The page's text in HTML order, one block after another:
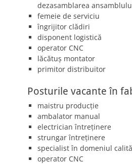
dezasamblarea
femeie de serviciu
îngrijitor clădiri
disponent logistică
operator CNC
lăcătuș montator
primitor distribuitor
Posturile vacante în
maistru producție
ambalator manual
electrician întreținere
strungar întreținere
specialist în domeniul
operator CNC